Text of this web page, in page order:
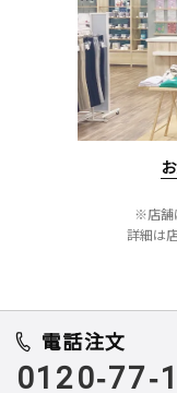
※店舗
詳細は
電話注文
0120-77-